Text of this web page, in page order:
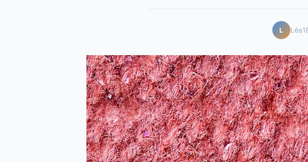
L Léa